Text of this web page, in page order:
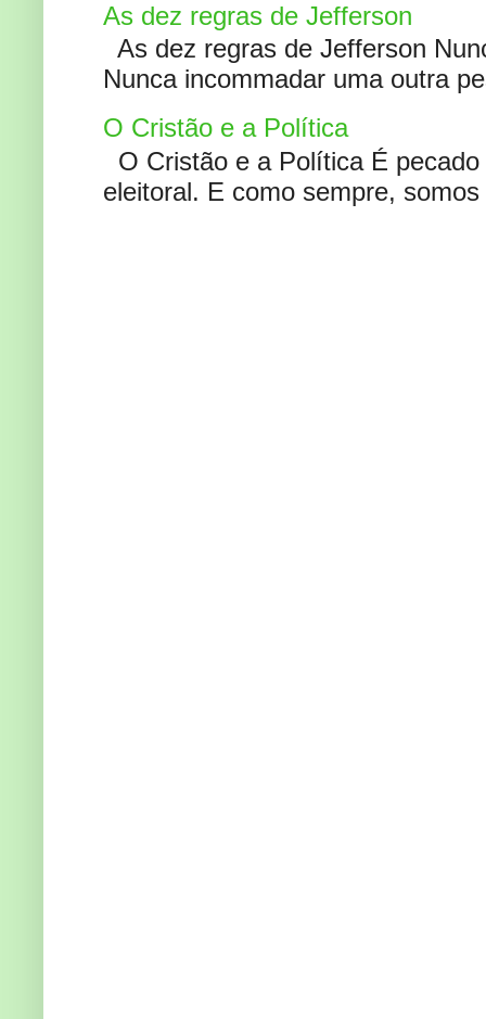
As dez regras de Jefferson
As dez regras de Jefferson
Nunca incommadar uma outra
O Cristão e a Política
O Cristão e a Política É
eleitoral. E como sempre,